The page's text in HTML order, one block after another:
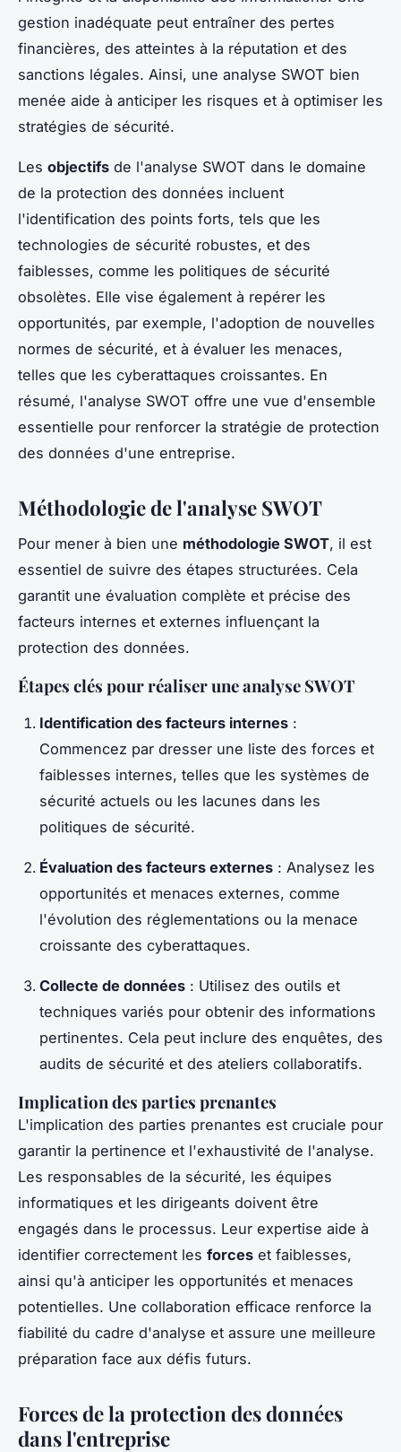
gestion inadéquate peut entraîner des pertes
financières, des atteintes à la réputation et des
sanctions légales. Ainsi, une analyse SWOT bien
menée aide à anticiper les risques et à optimiser les
stratégies de sécurité.
Les objectifs de l'analyse SWOT dans le domaine
de la protection des données incluent
l'identification des points forts, tels que les
technologies de sécurité robustes, et des
faiblesses, comme les politiques de sécurité
obsolètes. Elle vise également à repérer les
opportunités, par exemple, l'adoption de nouvelles
normes de sécurité, et à évaluer les menaces,
telles que les cyberattaques croissantes. En
résumé, l'analyse SWOT offre une vue d'ensemble
essentielle pour renforcer la stratégie de protection
des données d'une entreprise.
Méthodologie de l'analyse SWOT
Pour mener à bien une méthodologie SWOT, il est
essentiel de suivre des étapes structurées. Cela
garantit une évaluation complète et précise des
facteurs internes et externes influençant la
protection des données.
Étapes clés pour réaliser une analyse SWOT
Identification des facteurs internes :
Commencez par dresser une liste des forces et
faiblesses internes, telles que les systèmes de
sécurité actuels ou les lacunes dans les
politiques de sécurité.
Évaluation des facteurs externes : Analysez les
opportunités et menaces externes, comme
l'évolution des réglementations ou la menace
croissante des cyberattaques.
Collecte de données : Utilisez des outils et
techniques variés pour obtenir des informations
pertinentes. Cela peut inclure des enquêtes, des
audits de sécurité et des ateliers collaboratifs.
Implication des parties prenantes
L'implication des parties prenantes est cruciale pour
garantir la pertinence et l'exhaustivité de l'analyse.
Les responsables de la sécurité, les équipes
informatiques et les dirigeants doivent être
engagés dans le processus. Leur expertise aide à
identifier correctement les forces et faiblesses,
ainsi qu'à anticiper les opportunités et menaces
potentielles. Une collaboration efficace renforce la
fiabilité du cadre d'analyse et assure une meilleure
préparation face aux défis futurs.
Forces de la protection des données
dans l'entreprise